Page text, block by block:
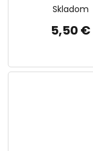
Skladom
5,50 €